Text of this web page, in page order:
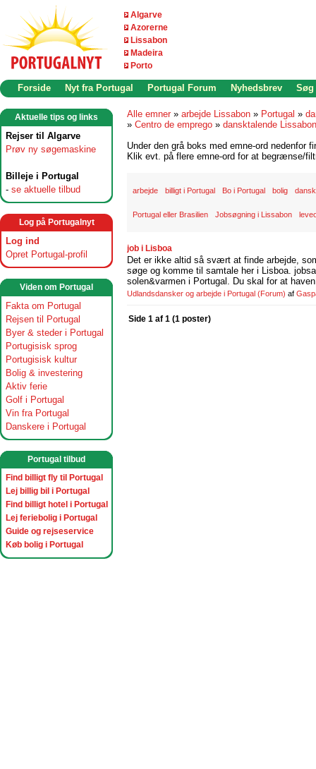
Algarve
Azorerne
Lissabon
Madeira
Porto
Forside Nyt fra Portugal Portugal Forum Nyhedsbrev Søg
Aktuelle tips og links
Rejser til Algarve
Prøv ny søgemaskine
Billeje i Portugal
- se aktuelle tilbud
Log på Portugalnyt
Log ind
Opret Portugal-profil
Viden om Portugal
Fakta om Portugal
Rejsen til Portugal
Byer & steder i Portugal
Portugisisk sprog
Portugisisk kultur
Bolig & investering
Aktiv ferie
Golf i Portugal
Vin fra Portugal
Danskere i Portugal
Portugal tilbud
Find billigt fly til Portugal
Lej billig bil i Portugal
Find billigt hotel i Portugal
Lej feriebolig i Portugal
Guide og rejseservice
Køb bolig i Portugal
Alle emner » arbejde Lissabon » Portugal »
» Centro de emprego » dansktalende Lissabon
Under den grå boks med emne-ord nedenfor
Klik evt. på flere emne-ord for at begrænse/
arbejde billigt i Portugal Bo i Portugal bolig
Portugal eller Brasilien Jobsøgning i Lissabon
job i Lisboa
Det er ikke altid så svært at finde arbejde,
søge og komme til samtale her i Lisboa.
solen&varmen i Portugal. Du skal for at
Udlandsdansker og arbejde i Portugal (Forum) af
Side 1 af 1 (1 poster)